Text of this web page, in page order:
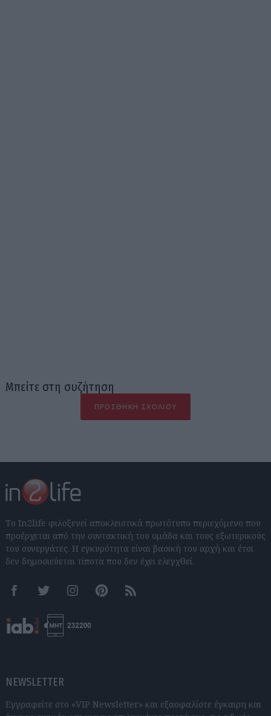
Μπείτε στη συζήτηση
ΠΡΟΣΘΉΚΗ ΣΧΟΛΊΟΥ
Το In2life φιλοξενεί αποκλειστικά πρωτότυπο περιεχόμενο που
προέρχεται από την συντακτική του ομάδα και τους εξωτερικούς
του συνεργάτες. Η εγκυρότητα είναι βασική του αρχή και έτσι
δεν δημοσιεύεται τίποτα που δεν έχει ελεγχθεί.
FacebookTwitter InstagramPinterestRSS feeds
NEWSLETTER
Εγγραφείτε στο «VIP Newsletter» και εξασφαλίστε έγκαιρη και